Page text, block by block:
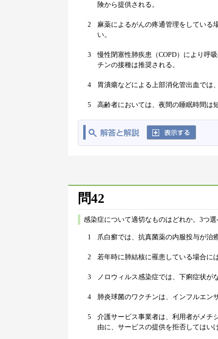
険から提供される。
2
麻薬によるがんの疼通管理をしている
い。
3
慢性閉塞性肺疾患（COPD）により呼
チンの接種は推奨される。
4 胃潰瘍などによる上部消化管出血では
5 高齢者においては、夜間の睡眠時間は
問42
感染症について適切なものはどれか。3つ選
1 爪白癬では、抗真菌薬の内服投与が治
2 若年時に肺結核に罹患している場合に
3 ノロウィルス感染症では、下痢症状が
4 肺炎球菌のワクチンは、インフルエン
5
介護サービス事業者は、利用者がメチ
由に、サービスの提供を拒否してはい